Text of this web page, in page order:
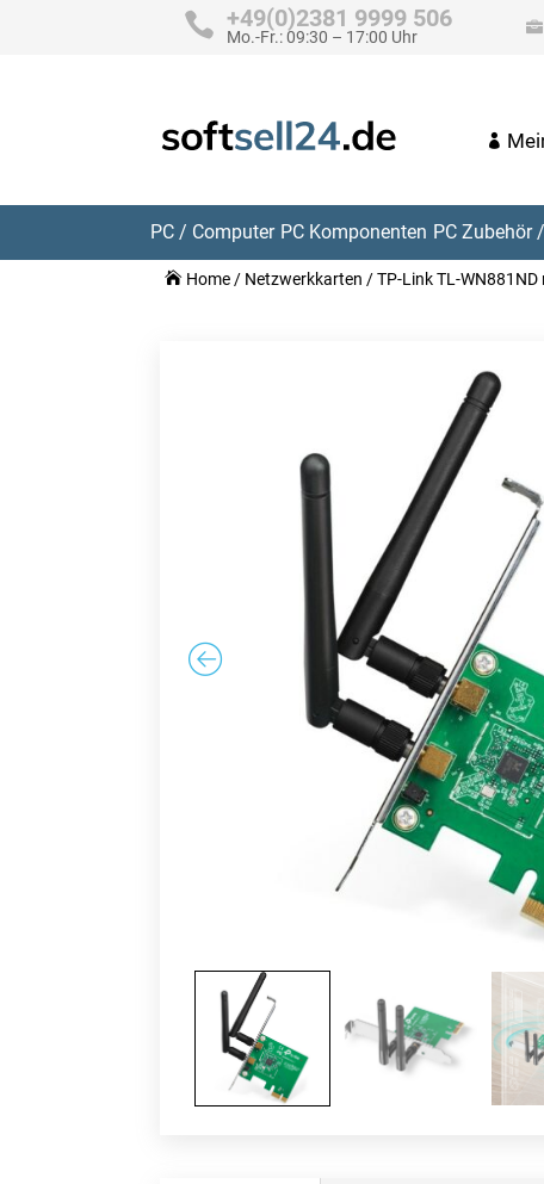
+49(0)2381 9999 506
Mo.-Fr.: 09:30 – 17:00 Uhr
PC / Computer PC Komponenten PC Zubehör
Home / Netzwerkkarten / TP-Link TL-